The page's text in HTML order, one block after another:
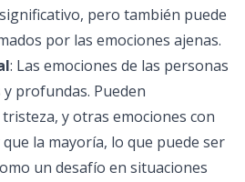
pero también puede
por las emociones ajenas.
: Las emociones de las personas
y profundas. Pueden
y otras emociones con
la mayoría, lo que puede ser
un desafío en situaciones